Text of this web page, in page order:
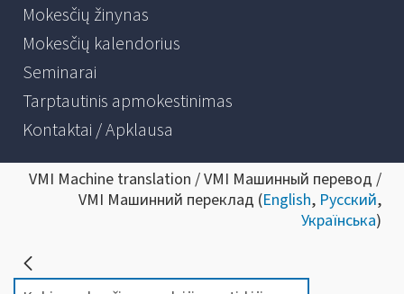
Mokesčių žinynas
Mokesčių kalendorius
Seminarai
Tarptautinis apmokestinimas
Kontaktai / Apklausa
VMI Machine translation / VMI Машинный перевод /
VMI Машинний переклад (English, Русский,
Українська)